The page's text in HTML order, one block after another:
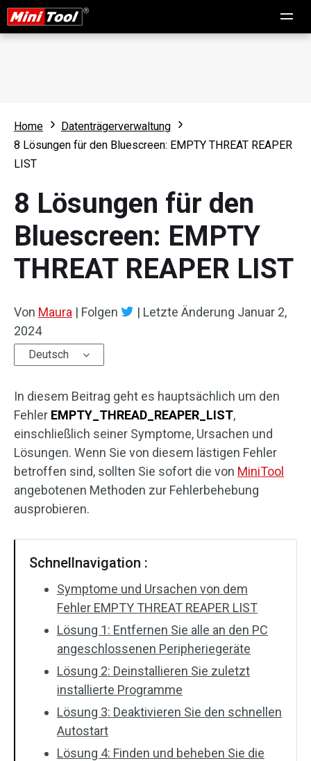
Home
Datenträgerverwaltung
8 Lösungen für den Bluescreen: EMPTY THREAT REAPER
LIST
8 Lösungen für den
Bluescreen: EMPTY
THREAT REAPER LIST
Von Maura | Folgen | Letzte Änderung Januar 2,
2024
Deutsch
In diesem Beitrag geht es hauptsächlich um den
Fehler EMPTY_THREAD_REAPER_LIST,
einschließlich seiner Symptome, Ursachen und
Lösungen. Wenn Sie von diesem lästigen Fehler
betroffen sind, sollten Sie sofort die von MiniTool
angebotenen Methoden zur Fehlerbehebung
ausprobieren.
Schnellnavigation :
Symptome und Ursachen von dem
Fehler EMPTY THREAT REAPER LIST
Lösung 1: Entfernen Sie alle an den PC
angeschlossenen Peripheriegeräte
Lösung 2: Deinstallieren Sie zuletzt
installierte Programme
Lösung 3: Deaktivieren Sie den schnellen
Autostart
Lösung 4: Finden und beheben Sie die